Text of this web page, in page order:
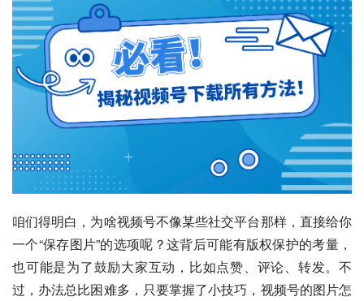
咱们得明白，为啥视频号不像某些社交平台那样，直接给你
一个“保存图片”的选项呢？这背后可能有版权保护的考量，
也可能是为了鼓励大家互动，比如点赞、评论、转发。不
过，办法总比困难多，只要掌握了小技巧，视频号的图片怎